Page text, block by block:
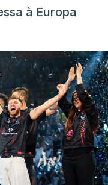
à Europa